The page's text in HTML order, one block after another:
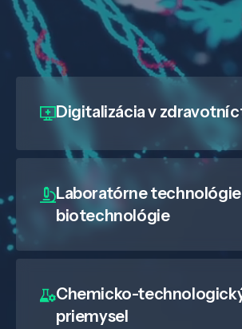
Digitalizáciav
Laboratórne technológie
biotechnológie
Chemicko-
priemysel